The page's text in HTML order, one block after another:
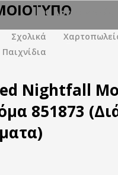
Σχολικά
Παιχνίδια
Ο λογαριασμός
Nightfall
851873